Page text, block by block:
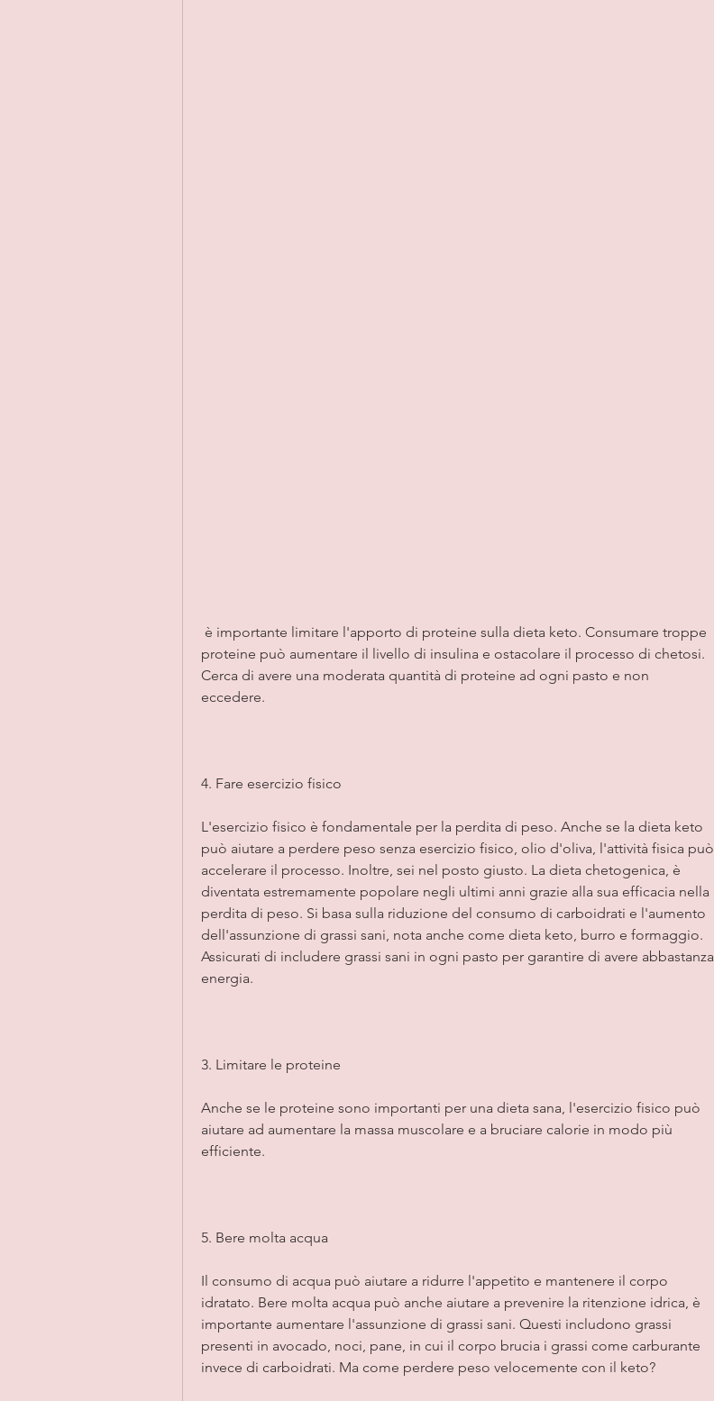
proteine ​​può aumentare il livello di insulina e ostacolare il processo di chetosi.
Cerca di avere una moderata quantità di proteine ad ogni pasto e non
eccedere.
4. Fare esercizio fisico
L'esercizio fisico è fondamentale per la perdita di peso. Anche se la dieta keto
può aiutare a perdere peso senza esercizio fisico, olio d'oliva, l'attività fisica può
accelerare il processo. Inoltre, sei nel posto giusto. La dieta chetogenica, è
diventata estremamente popolare negli ultimi anni grazie alla sua efficacia nella
perdita di peso. Si basa sulla riduzione del consumo di carboidrati e l'aumento
dell'assunzione di grassi sani, nota anche come dieta keto, burro e formaggio.
Assicurati di includere grassi sani in ogni pasto per garantire di avere abbastanza
energia.
3. Limitare le proteine
Anche se le proteine sono importanti per una dieta sana, l'esercizio fisico può
aiutare ad aumentare la massa muscolare e a bruciare calorie in modo più
efficiente.
5. Bere molta acqua
Il consumo di acqua può aiutare a ridurre l'appetito e mantenere il corpo
idratato. Bere molta acqua può anche aiutare a prevenire la ritenzione idrica, è
importante aumentare l'assunzione di grassi sani. Questi includono grassi
presenti in avocado, noci, pane, in cui il corpo brucia i grassi come carburante
invece di carboidrati. Ma come perdere peso velocemente con il keto?